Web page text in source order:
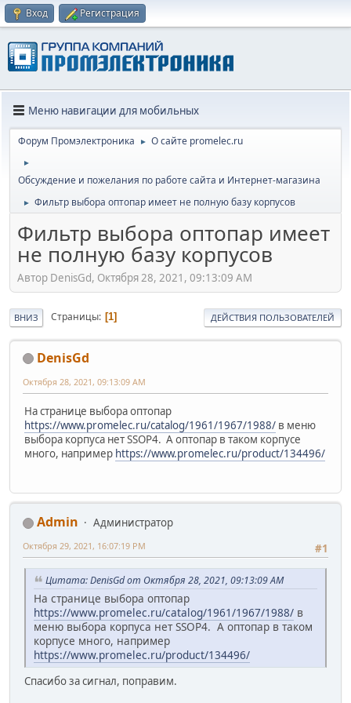
Вход Регистрация
Меню навигации для мобильных
Форум Промэлектроника ► О сайте promelec.ru
►
Обсуждение и пожелания по работе сайта и Интернет-магазина
► Фильтр выбора оптопар имеет не полную базу корпусов
Фильтр выбора оптопар имеет
не полную базу корпусов
Автор DenisGd, Октября 28, 2021, 09:13:09 AM
ВНИЗ Страницы 1 ДЕЙСТВИЯ ПОЛЬЗОВАТЕЛЕЙ
DenisGd
Октября 28, 2021, 09:13:09 AM
На странице выбора оптопар
https://www.promelec.ru/catalog/1961/1967/1988/ в меню
выбора корпуса нет SSOP4. А оптопар в таком корпусе
много, например https://www.promelec.ru/product/134496/
Admin
Администратор
#1
Октября 29, 2021, 16:07:19 PM
Цитата: DenisGd от Октября 28, 2021, 09:13:09 AM
На странице выбора оптопар
https://www.promelec.ru/catalog/1961/1967/1988/ в
меню выбора корпуса нет SSOP4. А оптопар в таком
корпусе много, например
https://www.promelec.ru/product/134496/
Спасибо за сигнал, поправим.